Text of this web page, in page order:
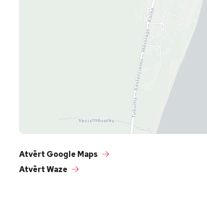
Atvērt Google Maps
Atvērt Waze